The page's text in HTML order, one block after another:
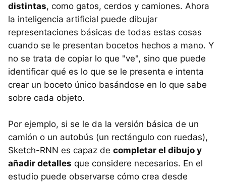
distintas, como gatos, cerdos y camiones. Ahora
la inteligencia artificial puede dibujar
representaciones básicas de todas estas cosas
cuando se le presentan bocetos hechos a mano. Y
no se trata de copiar lo que "ve", sino que puede
identificar qué es lo que se le presenta e intenta
crear un boceto único basándose en lo que sabe
sobre cada objeto.
Por ejemplo, si se le da la versión básica de un
camión o un autobús (un rectángulo con ruedas),
Sketch-RNN es capaz de completar el dibujo y
añadir detalles que considere necesarios. En el
estudio puede observarse cómo crea desde